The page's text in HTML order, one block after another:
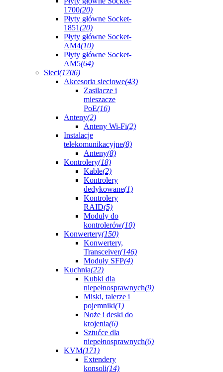
1700(20)
Płyty główne Socket-
1851(20)
Płyty główne Socket-
AM4(10)
Płyty główne Socket-
AM5(64)
Sieci(1706)
Akcesoria sieciowe(43)
Zasilacze i
mieszacze
PoE(16)
Anteny(2)
Anteny Wi-Fi(2)
Instalacje
telekomunikacyjne(8)
Anteny(8)
Kontrolery(18)
Kable(2)
Kontrolery
dedykowane(1)
Kontrolery
RAID(5)
Moduły do
kontrolerów(10)
Konwertery(150)
Konwertery,
Transceiver(146)
Moduły SFP(4)
Kuchnia(22)
Kubki dla
niepełnosprawnych(9)
Miski, talerze i
pojemniki(1)
Noże i deski do
krojenia(6)
Sztućce dla
niepełnosprawnych(6)
KVM(171)
Extendery
konsoli(14)